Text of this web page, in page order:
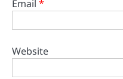
Email *
Website